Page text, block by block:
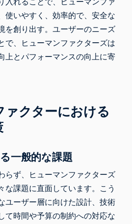
使いやすく、効率的で、安全な
を創り出す。ユーザーのニーズ
で、ヒューマンファクターズは
上とパフォーマンスの向上に寄
ァクターにおける
一般的な課題
らず、ヒューマンファクターズ
な課題に直面しています。こう
ユーザー層に向けた設計、技術
て時間や予算の制約への対応な